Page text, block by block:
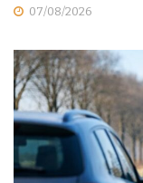
07/08/2026